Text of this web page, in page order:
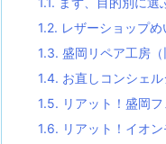
1.2. レザーショップめ
1.3. 盛岡リペア工房（
1.4. お直しコンシェ
1.5. リアット！盛岡フ
1.6. リアット！イオ